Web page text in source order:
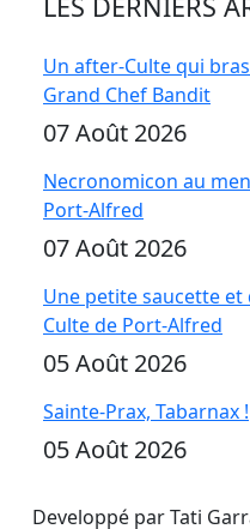
Un after-Culte qui
Grand Chef Bandit
07 Août 2026
Necronomicon au
Port-Alfred
07 Août 2026
Une petite saucette et
Culte de Port-Alfred
05 Août 2026
Sainte-Prax, Tabarnax !
05 Août 2026
Developpé par Tati